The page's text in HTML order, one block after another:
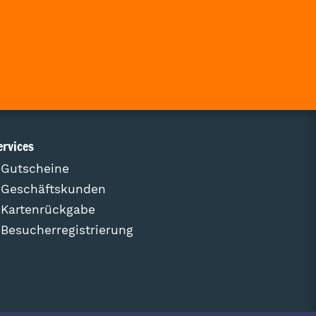
Gutscheine
Geschäftskunden
Kartenrückgabe
Besucherregistrierung